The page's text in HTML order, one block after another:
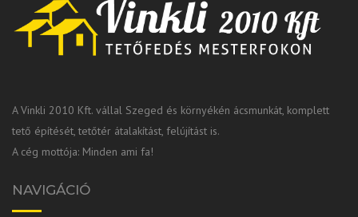
A Vinkli 2010 Kft. vállal Szeged és környékén ácsmunkát, komplett
tető építését, tetőtér átalakítást, felújítást is.
A cég mottója: Minden ami fa!
NAVIGÁCIÓ